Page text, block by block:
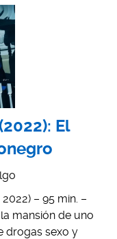
El
– 95 min. –
mansión de uno
drogas sexo y